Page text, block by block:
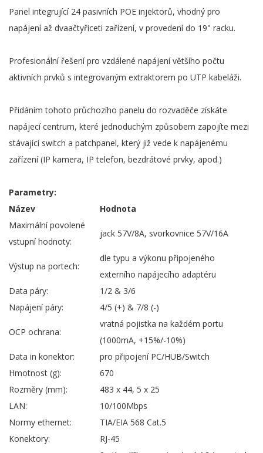
Panel integrující 24 pasivních POE injektorů, vhodný pro
napájení až dvaačtyřiceti zařízení, v provedení do 19" racku.
Profesionální řešení pro vzdálené napájení většího počtu
aktivních prvků s integrovaným extraktorem po UTP kabeláži.
Přidáním tohoto průchozího panelu do rozvaděče získáte
napájecí centrum, které jednoduchým způsobem zapojíte mezi
stávající switch a patchpanel, který již vede k napájenému
zařízení (IP kamera, IP telefon, bezdrátové prvky, apod.)
Parametry:
Název
Hodnota
Maximální povolené
vstupní hodnoty:
jack 57V/8A, svorkovnice 57V/16A
Výstup na portech:
dle typu a výkonu připojeného
externího napájecího adaptéru
Data páry:
1/2 & 3/6
Napájení páry:
4/5 (+) & 7/8 (-)
OCP ochrana:
vratná pojistka na každém portu
(1000mA, +15%/-10%)
Data in konektor:
pro připojení PC/HUB/Switch
Hmotnost (g):
670
Rozměry (mm):
483 x 44, 5 x 25
LAN:
10/100Mbps
Normy ethernet:
TIA/EIA 568 Cat.5
Konektory:
RJ-45